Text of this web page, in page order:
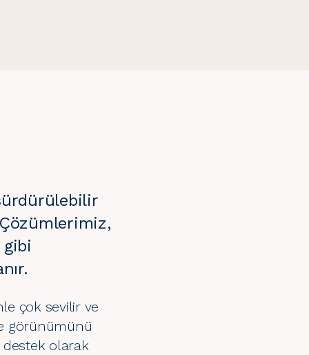
gibi
çok sevilir ve
görünümünü
destek olarak